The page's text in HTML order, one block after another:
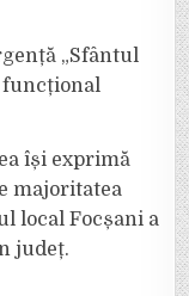
„Sfântul
funcțional
își exprimă
majoritatea
local Focșani a
județ.